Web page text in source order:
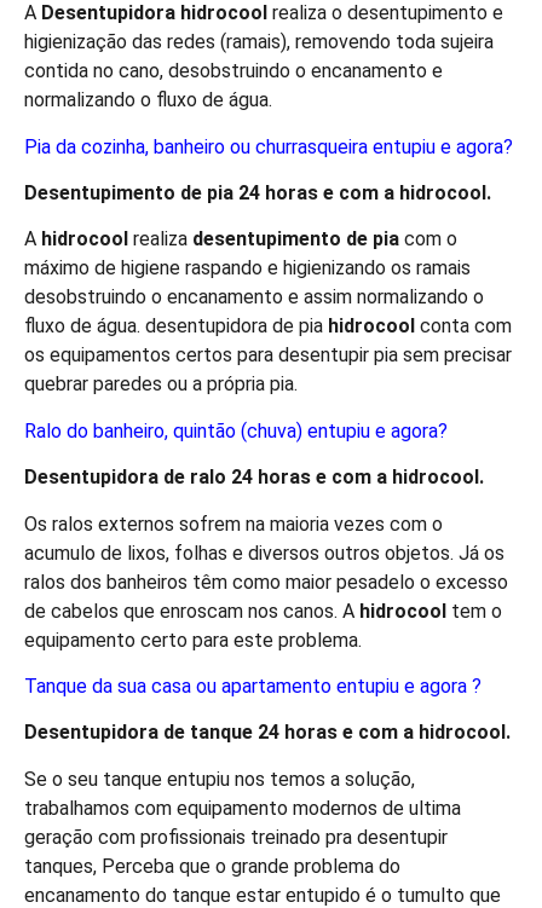
A Desentupidora hidrocool realiza o desentupimento e
higienização das redes (ramais), removendo toda sujeira
contida no cano, desobstruindo o encanamento e
normalizando o fluxo de água.
Pia da cozinha, banheiro ou churrasqueira entupiu e agora?
Desentupimento de pia 24 horas e com a hidrocool.
A hidrocool realiza desentupimento de pia com o
máximo de higiene raspando e higienizando os ramais
desobstruindo o encanamento e assim normalizando o
fluxo de água. desentupidora de pia hidrocool conta com
os equipamentos certos para desentupir pia sem precisar
quebrar paredes ou a própria pia.
Ralo do banheiro, quintão (chuva) entupiu e agora?
Desentupidora de ralo 24 horas e com a hidrocool .
Os ralos externos sofrem na maioria vezes com o
acumulo de lixos, folhas e diversos outros objetos. Já os
ralos dos banheiros têm como maior pesadelo o excesso
de cabelos que enroscam nos canos. A hidrocool tem o
equipamento certo para este problema.
Tanque da sua casa ou apartamento entupiu e agora ?
Desentupidora de tanque 24 horas e com a hidrocool .
Se o seu tanque entupiu nos temos a solução,
trabalhamos com equipamento modernos de ultima
geração com profissionais treinado pra desentupir
tanques, Perceba que o grande problema do
encanamento do tanque estar entupido é o tumulto que